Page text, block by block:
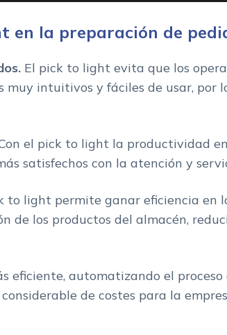
la preparación de
El pick to light evita que los
intuitivos y fáciles de usar, por
el pick to light la productividad
satisfechos con la atención y
to light permite ganar eficiencia en
de los productos del almacén,
eficiente, automatizando el
de costes para la